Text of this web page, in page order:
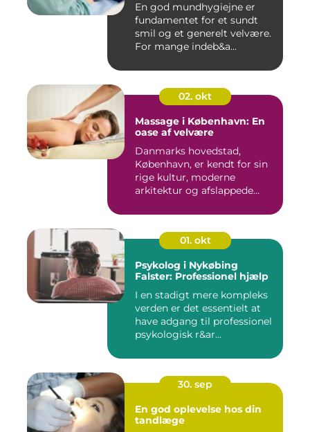
En god mundhygiejne er
fundamentet for et sundt
smil og et generelt velvære.
For mange indeb&a...
02. okt
Massage i København: En
oase af velvære
Danmarks hovedstad,
København, er kendt for sin
rige kultur, moderne
arkitektur og afslappede...
01. okt
Psykolog i Nykøbing
Falster: Professionel hjælp
I en stadigt mere kompleks
verden er det essentielt at
have adgang til professionel
psykologisk r&ar...
30. sep
En god oplevelse hos din
tandlæge